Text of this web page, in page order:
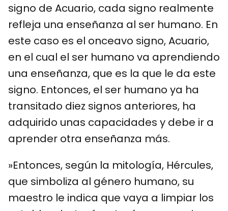
signo de Acuario, cada signo realmente
refleja una enseñanza al ser humano. En
este caso es el onceavo signo, Acuario,
en el cual el ser humano va aprendiendo
una enseñanza, que es la que le da este
signo. Entonces, el ser humano ya ha
transitado diez signos anteriores, ha
adquirido unas capacidades y debe ir a
aprender otra enseñanza más.
»Entonces, según la mitología, Hércules,
que simboliza al género humano, su
maestro le indica que vaya a limpiar los